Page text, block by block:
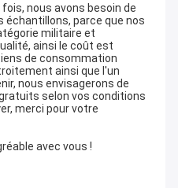
nous avons besoin de
échantillons, parce que nos
militaire et
ainsi le coût est
de consommation
ainsi que l'un
nous envisagerons de
selon vos conditions
merci pour votre
avec vous !